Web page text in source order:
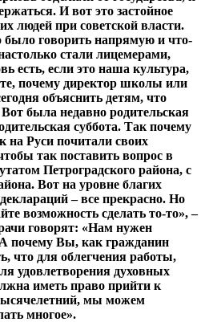
И вот это застойное
людей при советской власти.
говорить напрямую и что-
стали лицемерами,
есть, если это наша культура,
почему директор школы или
объяснить детям, что
Вот была недавно родительская
суббота. Так почему
на Руси почитали своих
так поставить вопрос в
Петроградского района, с
Вот на уровне благих
– все прекрасно. Но
возможность сделать то-то», –
говорят: «Нам нужен
почему Вы, как гражданин
что для облегчения работы,
удовлетворения духовных
иметь право прийти к
мы можем
многое».